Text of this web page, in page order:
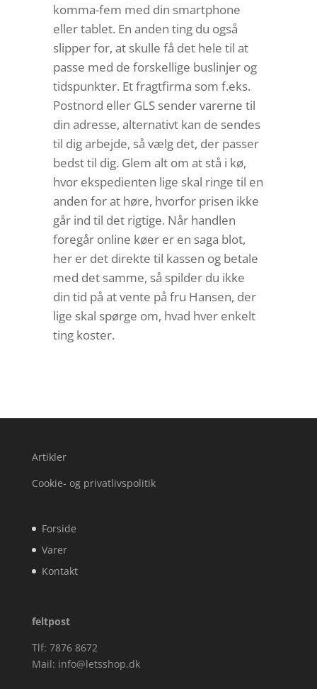
komma-fem med din smartphone
eller tablet. En anden ting du også
slipper for, at skulle få det hele til at
passe med de forskellige buslinjer og
tidspunkter. Et fragtfirma som f.eks.
Postnord eller GLS sender varerne til
din adresse, alternativt kan de sendes
til dig arbejde, så vælg det, der passer
bedst til dig. Glem alt om at stå i kø,
hvor ekspedienten lige skal ringe til en
anden for at høre, hvorfor prisen ikke
går ind til det rigtige. Når handlen
foregår online køer er en saga blot,
her er det direkte til kassen og betale
med det samme, så spilder du ikke
din tid på at vente på fru Hansen, der
lige skal spørge om, hvad hver enkelt
ting koster.
Artikler
Cookie- og privatlivspolitik
Forside
Varer
Kontakt
feltpost
Tlf: 7876 8672
Mail: info@letsshop.dk